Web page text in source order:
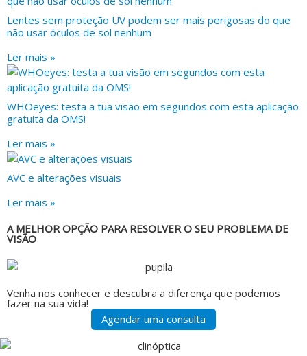
Lentes sem proteção UV podem ser mais perigosas do que
não usar óculos de sol nenhum
Ler mais »
WHOeyes: testa a tua visão em segundos com esta aplicação
gratuita da OMS!
Ler mais »
AVC e alterações visuais
Ler mais »
A MELHOR OPÇÃO PARA RESOLVER O SEU PROBLEMA DE
VISÃO
Venha nos conhecer e descubra a diferença que podemos
fazer na sua vida!
Agendar uma consulta